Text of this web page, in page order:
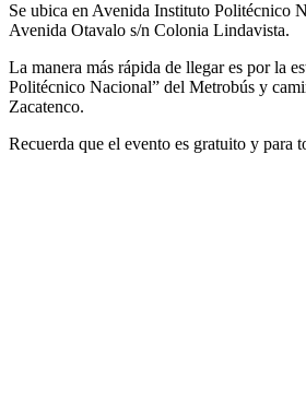
Se ubica en Avenida Instituto Politécnico
Avenida Otavalo s/n Colonia Lindavista.
La manera más rápida de llegar es por la
Politécnico Nacional” del Metrobús y
Zacatenco.
Recuerda que el evento es gratuito y para